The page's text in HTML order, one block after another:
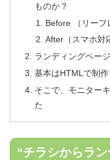
ものか？
Before （リーフ
After（スマホ対
ランディングペー
基本はHTMLで制
そこで、モニター
た
“チラシからラ